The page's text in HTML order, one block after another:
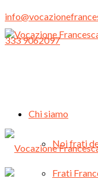
333 9062097
Chi siamo
Noi frati
Frati